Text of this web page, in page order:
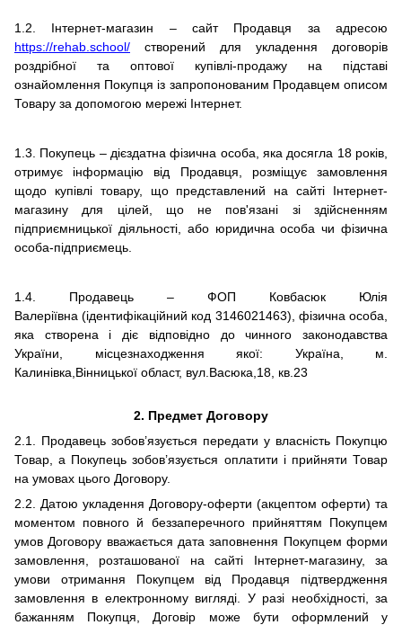
1.2. Інтернет-магазин – сайт Продавця за адресою
https://rehab.school/
створений для укладення договорів
роздрібної та оптової купівлі-продажу на підставі
ознайомлення Покупця із запропонованим Продавцем описом
Товару за допомогою мережі Інтернет.
1.3. Покупець – дієздатна фізична особа, яка досягла 18 років,
отримує інформацію від Продавця, розміщує замовлення
щодо купівлі товару, що представлений на сайті Інтернет-
магазину для цілей, що не пов'язані зі здійсненням
підприємницької діяльності, або юридична особа чи фізична
особа-підприємець.
1.4. Продавець – ФОП Ковбасюк Юлія
Валеріївна (ідентифікаційний код 3146021463), фізичнаособа,
яка створена і діє відповідно до чинного законодавства
України, місцезнаходження якої: Україна, м.
Калинівка ,Вінницької област, вул.Васюка ,18, кв.23
2. Предмет Договору
2.1. Продавець зобов’язується передати у власність Покупцю
Товар, а Покупець зобов’язується оплатити і прийняти Товар
на умовах цього Договору.
2.2. Датою укладення Договору-оферти (акцептом оферти) та
моментом повного й беззаперечного прийняттям Покупцем
умов Договору вважається дата заповнення Покупцем форми
замовлення, розташованої на сайті Інтернет-магазину, за
умови отримання Покупцем від Продавця підтвердження
замовлення в електронному вигляді. У разі необхідності, за
бажанням Покупця, Договір може бути оформлений у